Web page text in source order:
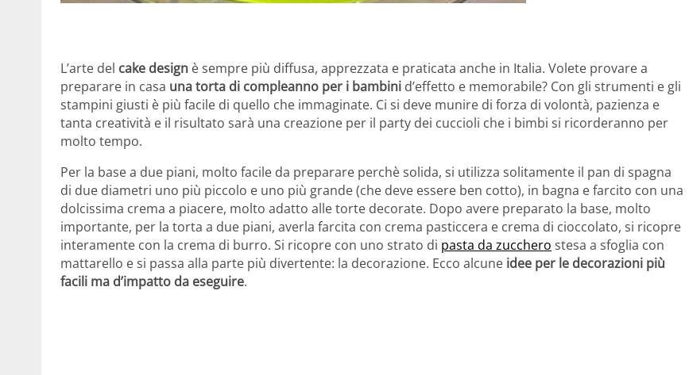
L’arte del cake design è sempre più diffusa, apprezzata e praticata anche in Italia. Volete provare a
preparare in casa una torta di compleanno per i bambini d’effetto e memorabile? Con gli strumenti e gli
stampini giusti è più facile di quello che immaginate. Ci si deve munire di forza di volontà, pazienza e
tanta creatività e il risultato sarà una creazione per il party dei cuccioli che i bimbi si ricorderanno per
molto tempo.
Per la base a due piani, molto facile da preparare perchè solida, si utilizza solitamente il pan di spagna
di due diametri uno più piccolo e uno più grande (che deve essere ben cotto), in bagna e farcito con una
dolcissima crema a piacere, molto adatto alle torte decorate. Dopo avere preparato la base, molto
importante, per la torta a due piani, averla farcita con crema pasticcera e crema di cioccolato, si ricopre
interamente con la crema di burro. Si ricopre con uno strato di pasta da zucchero stesa a sfoglia con
mattarello e si passa alla parte più divertente: la decorazione. Ecco alcune idee per le decorazioni più
facili ma d’impatto da eseguire.